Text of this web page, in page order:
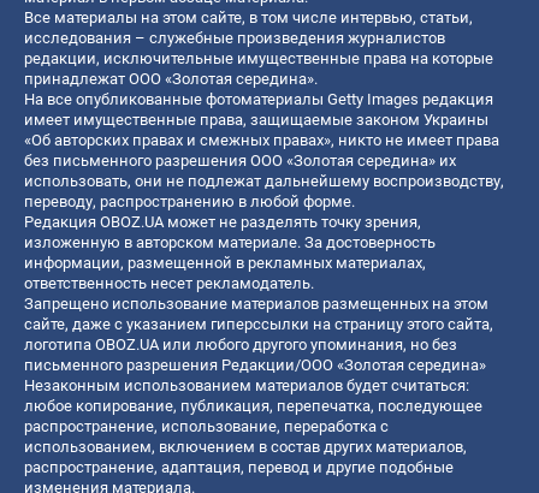
Все материалы на этом сайте, в том числе интервью, статьи,
исследования – служебные произведения журналистов
редакции, исключительные имущественные права на которые
принадлежат ООО «Золотая середина».
На все опубликованные фотоматериалы Getty Images редакция
имеет имущественные права, защищаемые законом Украины
«Об авторских правах и смежных правах», никто не имеет права
без письменного разрешения ООО «Золотая середина» их
использовать, они не подлежат дальнейшему воспроизводству,
переводу, распространению в любой форме.
Редакция OBOZ.UA может не разделять точку зрения,
изложенную в авторском материале. За достоверность
информации, размещенной в рекламных материалах,
ответственность несет рекламодатель.
Запрещено использование материалов размещенных на этом
сайте, даже с указанием гиперссылки на страницу этого сайта,
логотипа OBOZ.UA или любого другого упоминания, но без
письменного разрешения Редакции/ООО «Золотая середина»
Незаконным использованием материалов будет считаться:
любое копирование, публикация, перепечатка, последующее
распространение, использование, переработка с
использованием, включением в состав других материалов,
распространение, адаптация, перевод и другие подобные
изменения материала.